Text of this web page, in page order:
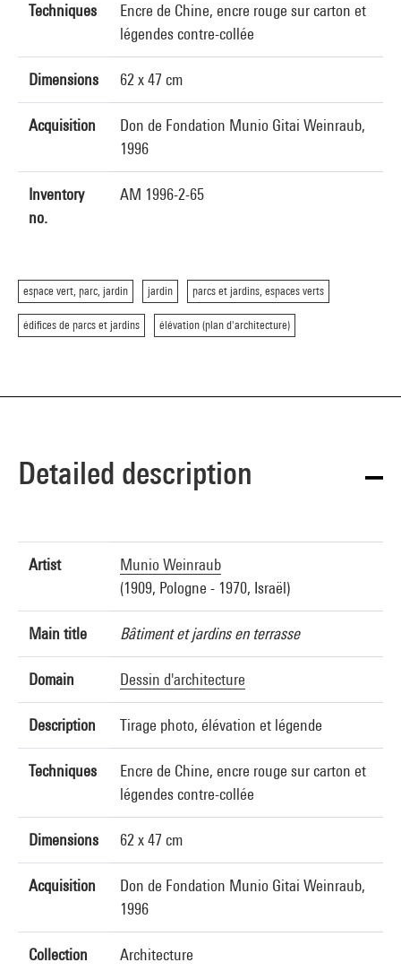
Techniques
Encre de Chine, encre rouge sur carton et
légendes contre-collée
Dimensions 62 x 47 cm
Acquisition
Don de Fondation Munio Gitai Weinraub,
1996
Inventory
no.
AM 1996-2-65
espace vert, parc, jardin jardin parcs et jardins, espaces verts
édifices de parcs et jardins élévation (plan d'architecture)
Detailed description
Artist
Munio Weinraub
(1909, Pologne - 1970, Israël)
Main title Bâtiment et jardins en terrasse
Domain Dessin d'architecture
Description Tirage photo, élévation et légende
Techniques
Encre de Chine, encre rouge sur carton et
légendes contre-collée
Dimensions 62 x 47 cm
Acquisition
Don de Fondation Munio Gitai Weinraub,
1996
Collection
Architecture